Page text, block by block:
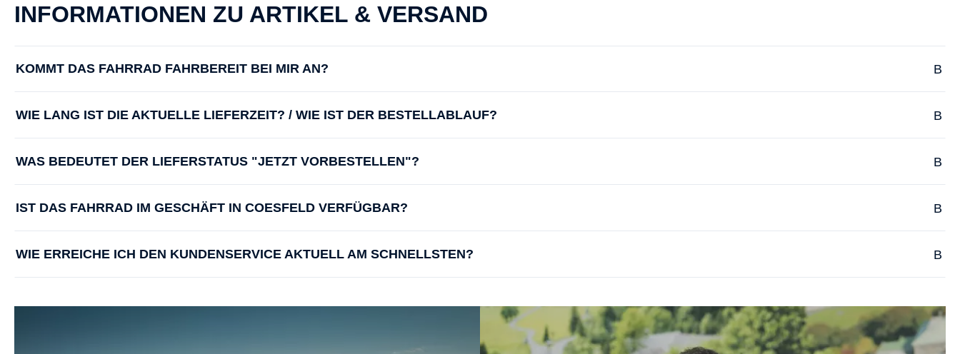
INFORMATIONEN ZU ARTIKEL & VERSAND
KOMMT DAS FAHRRAD FAHRBEREIT BEI MIR AN?
WIE LANG IST DIE AKTUELLE LIEFERZEIT? / WIE IST DER BESTELLABLAUF?
WAS BEDEUTET DER LIEFERSTATUS "JETZT VORBESTELLEN"?
IST DAS FAHRRAD IM GESCHÄFT IN COESFELD VERFÜGBAR?
WIE ERREICHE ICH DEN KUNDENSERVICE AKTUELL AM SCHNELLSTEN?